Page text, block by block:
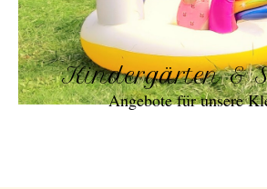
Kindergärten &
Angebote für unsere